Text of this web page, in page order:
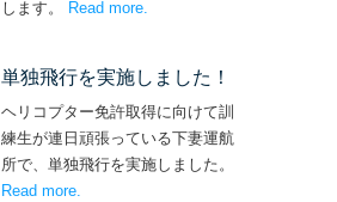
します。
Read more
単独飛行を実施しました！
ヘリコプター免許取得に向けて訓
練生が連日頑張っている下妻運航
所で、単独飛行を実施しました。
Read more– ‘単独飛行を実施しました！’
.